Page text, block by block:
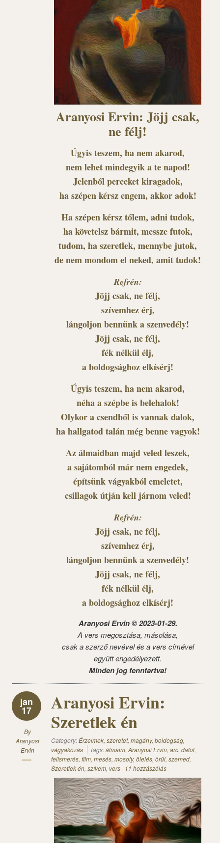
Aranyosi Ervin: Jöjj csak,
ne félj!
Úgyis teszem, ha nem akarod,
nem lehet mindegyik a te napod!
Jelenből perceket kiragadok,
ha szépen kérsz engem, akkor adok!
Ha szépen kérsz tőlem, adni tudok,
ha követelsz bármit, messze futok,
tudom, ha szeretlek, mennybe jutok,
de nem mondom el neked, amit tudok!
Refrén:
Jöjj csak, ne félj,
szívemhez érj,
lángoljon bennünk a szenvedély!
Jöjj csak, ne félj,
fék nélkül élj,
a boldogsághoz elkísérj!
Úgyis teszem, ha nem akarod,
néha a szépbe is belehalok!
Olykor a csendből is vannak dalok,
ha hallgatod talán még benne vagyok!
Az álmaidban majd veled leszek,
a sajátomból már nem engedek,
építsünk vágyakból emeletet,
csillagok útján kell járnom veled!
Refrén:
Jöjj csak, ne félj,
szívemhez érj,
lángoljon bennünk a szenvedély!
Jöjj csak, ne félj,
fék nélkül élj,
a boldogsághoz elkísérj!
Aranyosi Ervin © 2023-01-29.
A vers megosztása, másolása,
csak a szerző nevével és a vers címével
együtt engedélyezett.
Minden jog fenntartva!
jan
17
By
Aranyosi
Ervin
Aranyosi Ervin:
Szeretlek én
Category:Érzelmek, szeretet, magány, boldogság,
vágyakozás
Tags:álmaim, Aranyosi Ervin, arc, dalol,
felismerés, film, mesés, mosoly, ölelés, örül, szemed,
Szeretlek én, szívem, vers 11 hozzászólás